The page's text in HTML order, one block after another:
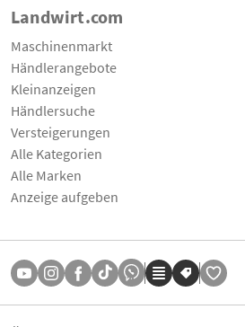
Landwirt.com
Maschinenmarkt
Händlerangebote
Kleinanzeigen
Händlersuche
Versteigerungen
Alle Kategorien
Alle Marken
Anzeige aufgeben